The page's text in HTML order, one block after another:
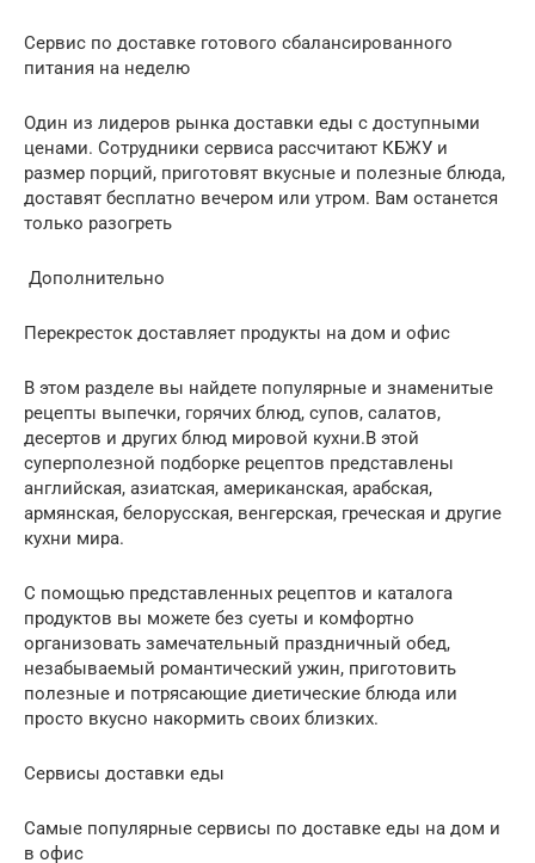
Сервис по доставке готового сбалансированного
питания на неделю
Один из лидеров рынка доставки еды с доступными
ценами. Сотрудники сервиса рассчитают КБЖУ и
размер порций, приготовят вкусные и полезные блюда,
доставят бесплатно вечером или утром. Вам останется
только разогреть
Дополнительно
Перекресток доставляет продукты на дом и офис
В этом разделе вы найдете популярные и знаменитые
рецепты выпечки, горячих блюд, супов, салатов,
десертов и других блюд мировой кухни.В этой
суперполезной подборке рецептов представлены
английская, азиатская, американская, арабская,
армянская, белорусская, венгерская, греческая и другие
кухни мира.
С помощью представленных рецептов и каталога
продуктов вы можете без суеты и комфортно
организовать замечательный праздничный обед,
незабываемый романтический ужин, приготовить
полезные и потрясающие диетические блюда или
просто вкусно накормить своих близких.
Сервисы доставки еды
Самые популярные сервисы по доставке еды на дом и
в офис